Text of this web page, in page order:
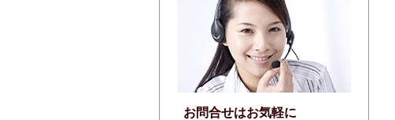
お問合せはお気軽に